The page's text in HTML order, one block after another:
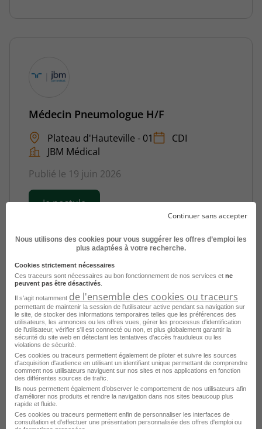
Médecin Pneumologue H/F
Plateau d'Hauteville - 01
CDI
JBM Médical
Publié le 19 juin 2026
Je postule
Consultez les offres d'emploi par
métier à Plateau d'Hauteville dansle
domaine Hospitalier
Emploi Infirmier ehpad Plateau d'Hauteville
Emploi Infirmier pédiatrie Plateau d'Hauteville
Emploi Aide-soignant Plateau d'Hauteville
Emploi Infirmier Plateau d'Hauteville
Continuer sans accepter
Nous utilisons des cookies pour vous suggérer les offres d’emploi les
plus adaptées à votre recherche.
Cookies strictement nécessaires
Ces traceurs sont nécessaires au bon fonctionnement de nos services et ne
peuvent pas être désactivés
Il s'agit notamment de l'ensemble des cookies ou traceurs
permettant de maintenir la session de l'utilisateur active pendant sa navigation sur
le site, de stocker des informations temporaires telles que les préférences des
utilisateurs, les annonces ou les offres vues, gérer les processus d'identification
de l'utilisateur, vérifier s'il est connecté ou non, et plus globalement garantir la
sécurité du site web en détectant les tentatives d'accès frauduleux ou les
violations de sécurité.
Ces cookies ou traceurs permettent également de piloter et suivre les sources
d'acquisition d'audience en utilisant un identifiant unique permettant de comprendre
comment nos utilisateurs naviguent sur nos sites et nos applications en fonction
des différentes sources de trafic.
Ils nous permettent également d’observer le comportement de nos utilisateurs afin
d'améliorer nos produits et rendre la navigation dans nos sites beaucoup plus
rapide et fluide.
Ces cookies ou traceurs permettent enfin de personnaliser les interfaces de
consultation et d'effectuer une présentation personnalisée des offres d'emploi ou